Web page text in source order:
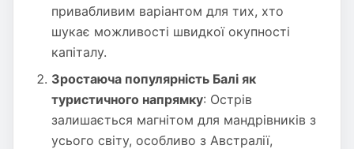
привабливим варіантом для тих, хто
шукає можливості швидкої окупності
капіталу.
Зростаюча популярність Балі як
туристичного напрямку: Острів
залишається магнітом для мандрівників з
усього світу, особливо з Австралії,